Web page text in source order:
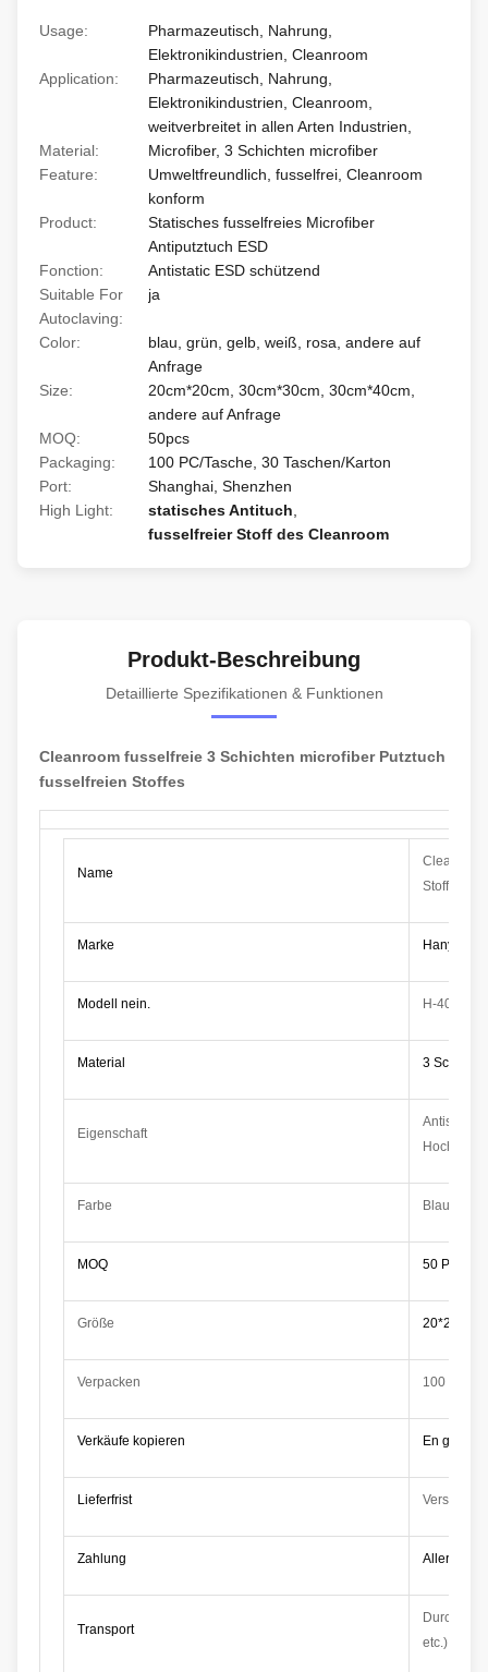
Usage:
Pharmazeutisch, Nahrung,
Elektronikindustrien, Cleanroom
Application:
Pharmazeutisch, Nahrung,
Elektronikindustrien, Cleanroom,
weitverbreitet in allen Arten Industrien,
Material:
Microfiber, 3 Schichten microfiber
Feature:
Umweltfreundlich, fusselfrei, Cleanroom
konform
Product:
Statisches fusselfreies Microfiber
Antiputztuch ESD
Fonction:
Antistatic ESD schützend
Suitable For
Autoclaving:
ja
Color:
blau, grün, gelb, weiß, rosa, andere auf
Anfrage
Size:
20cm*20cm, 30cm*30cm, 30cm*40cm,
andere auf Anfrage
MOQ:
50pcs
Packaging:
100 PC/Tasche, 30 Taschen/Karton
Port:
Shanghai, Shenzhen
High Light:
statisches Antituch
fusselfreier Stoff des Cleanroom
Produkt-Beschreibung
Detaillierte Spezifikationen & Funktionen
Cleanroom fusselfreie 3 Schichten microfiber Putztuch
fusselfreien Stoffes
Name
Stoffes
Marke Hanyang
Modell nein. H-4008
Material 3
Eigenschaft
Farbe Blau,
MOQ 50 PC
Größe 20*20cm,
Verpacken 100 PC/
Verkäufe kopieren En gros
Lieferfrist Versendet
Zahlung Aller
Transport
Durch
etc.)